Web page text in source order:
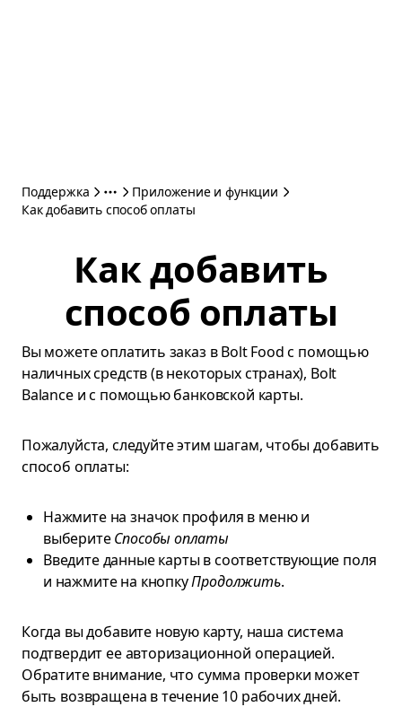
Поддержка
Приложение и функции
Как добавить способ оплаты
Как добавить
способ оплаты
Вы можете оплатить заказ в Bolt Food с помощью
наличных средств (в некоторых странах), Bolt
Balance и с помощью банковской карты.
Пожалуйста, следуйте этим шагам, чтобы добавить
способ оплаты:
Нажмите на значок профиля в меню и
выберитеСпособы оплаты
Введите данные карты в соответствующие поля
и нажмите на кнопкуПродолжить.
Когда вы добавите новую карту, наша система
подтвердит ее авторизационной операцией.
Обратите внимание, что сумма проверки может
быть возвращена в течение 10 рабочих дней.